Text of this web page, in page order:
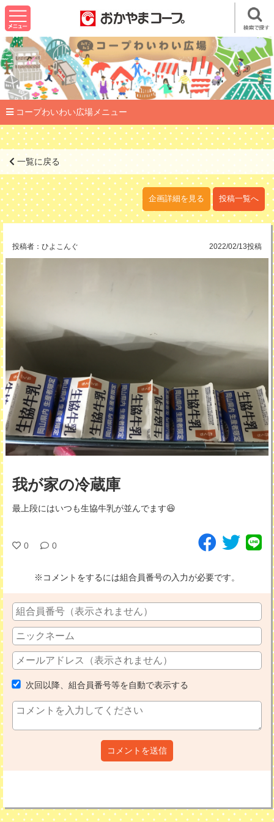
コープわいわい広場メニュー
一覧に戻る
企画詳細を見る 投稿一覧へ
投稿者： ひよこんぐ 2022/02/13投稿
我が家の冷蔵庫
最上段にはいつも生協牛乳が並んでます😆
0 0
※コメントをするには組合員番号の入力が必要です。
次回以降、組合員番号等を自動で表示する
コメントを送信